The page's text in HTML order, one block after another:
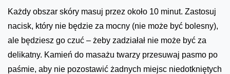
Każdy obszar skóry masuj przez około 10 minut. Zastosuj
nacisk, który nie będzie za mocny (nie może być bolesny),
ale będziesz go czuć – żeby zadziałał nie może być za
delikatny. Kamień do masażu twarzy przesuwaj pasmo po
paśmie, aby nie pozostawić żadnych miejsc niedotkniętych